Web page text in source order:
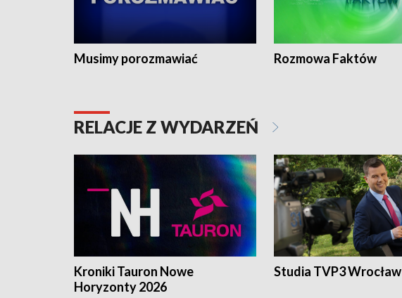
Musimy porozmawiać Rozmowa Faktów
RELACJE Z WYDARZEŃ
Kroniki Tauron Nowe
Horyzonty 2026
Studia TVP3 Wrocław